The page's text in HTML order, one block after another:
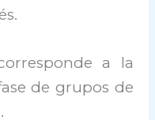
a la
de grupos de